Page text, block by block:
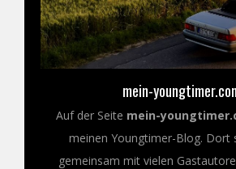
mein-
Auf der Seite mein-
meinen Youngtimer-Blog. Dort
gemeinsam mit vielen